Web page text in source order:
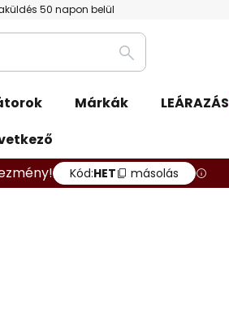
50 napon belül
Keresés
Márkák LEÁRAZÁS
Kód:HET másolás